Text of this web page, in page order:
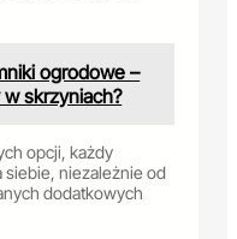
ogrodowe –
skrzyniach?
opcji, każdy
niezależnie od
dodatkowych